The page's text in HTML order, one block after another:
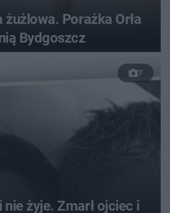
żużlowa. Porażka Orła
Bydgoszcz
7
żyje. Zmarł ojciec i